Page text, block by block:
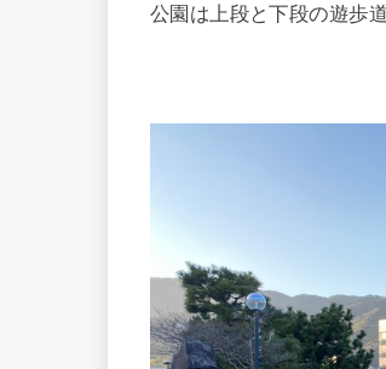
公園は上段と下段の遊歩